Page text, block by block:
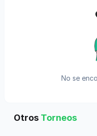
No se
Otros Torneos